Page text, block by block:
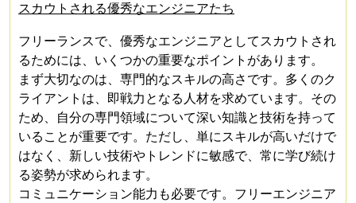
スカウトされる優秀なエンジニアたち
フリーランスで、優秀なエンジニアとしてスカウトされ
るためには、いくつかの重要なポイントがあります。
まず大切なのは、専門的なスキルの高さです。多くのク
ライアントは、即戦力となる人材を求めています。その
ため、自分の専門領域について深い知識と技術を持って
いることが重要です。ただし、単にスキルが高いだけで
はなく、新しい技術やトレンドに敏感で、常に学び続け
る姿勢が求められます。
コミュニケーション能力も必要です。フリーエンジニア